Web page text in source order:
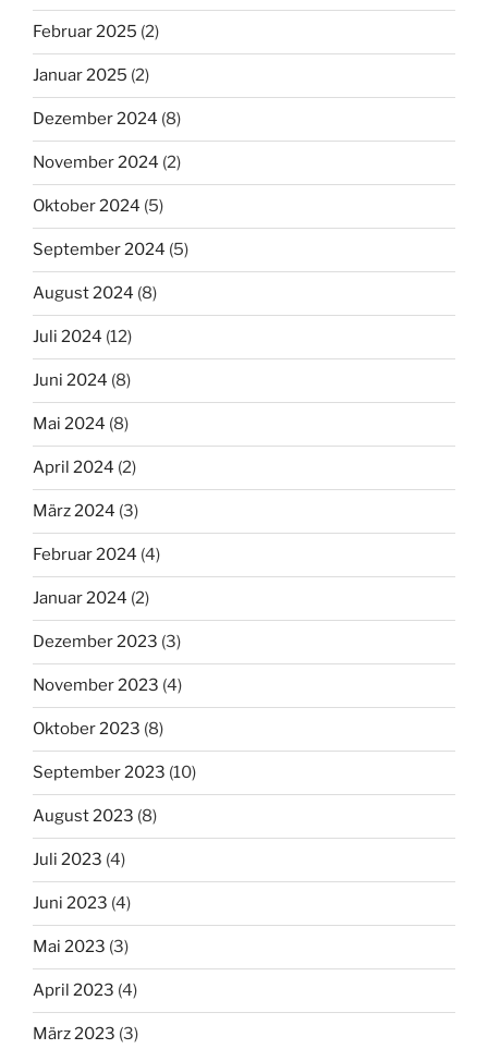
Februar 2025 (2)
Januar 2025 (2)
Dezember 2024 (8)
November 2024 (2)
Oktober 2024 (5)
September 2024 (5)
August 2024 (8)
Juli 2024 (12)
Juni 2024 (8)
Mai 2024 (8)
April 2024 (2)
März 2024 (3)
Februar 2024 (4)
Januar 2024 (2)
Dezember 2023 (3)
November 2023 (4)
Oktober 2023 (8)
September 2023 (10)
August 2023 (8)
Juli 2023 (4)
Juni 2023 (4)
Mai 2023 (3)
April 2023 (4)
März 2023 (3)